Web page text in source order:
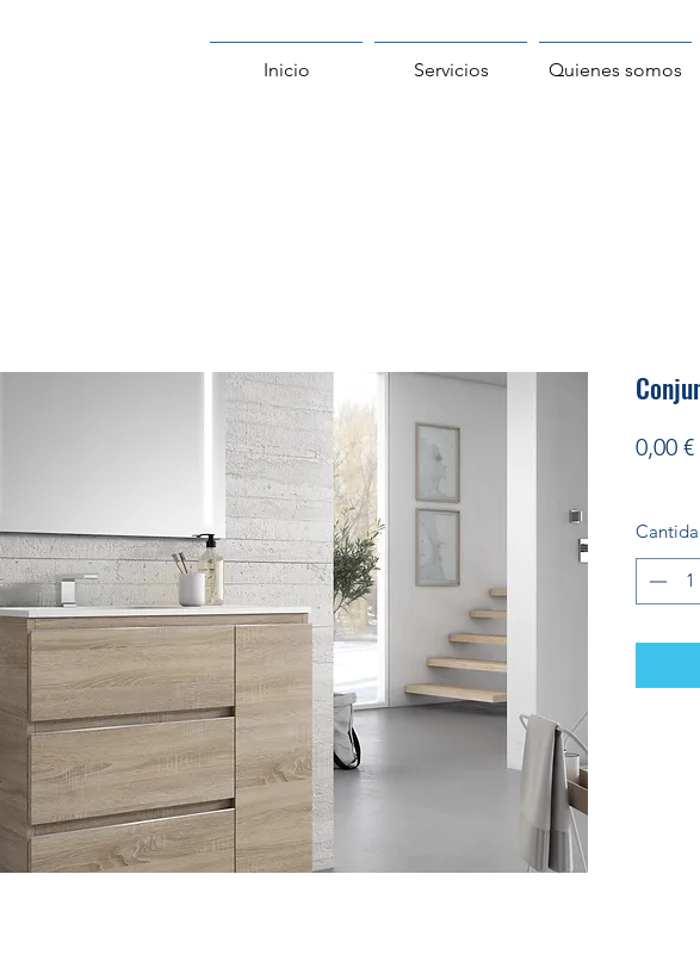
Inicio Servicios Quienes somos
0,00 €